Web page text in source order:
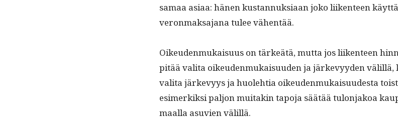
samaa asi­aa: hänen kus­tan­nuk­si­aan joko liiken­teen
veron­mak­sa­jana tulee vähentää.
Oikeu­den­mukaisu­us on tärkeätä, mut­ta jos liiken­teen
pitää vali­ta oikeu­den­mukaisu­u­den ja järkevyy­den välil­lä,
vali­ta järkevyys ja huole­htia oikeu­den­mukaisu­ud­es­ta
esimerkik­si paljon muitakin tapo­ja säätää tulon­jakoa
maal­la asu­vien välillä.